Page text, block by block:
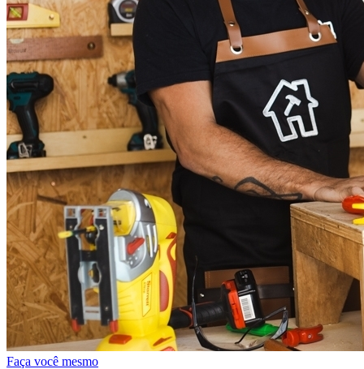
Faça você mesmo